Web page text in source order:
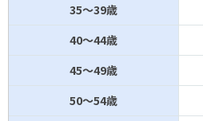
35～39歳
40～44歳
45～49歳
50～54歳